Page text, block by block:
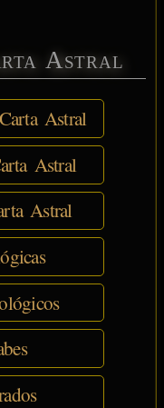
Astral
Astral
Astral
Astral